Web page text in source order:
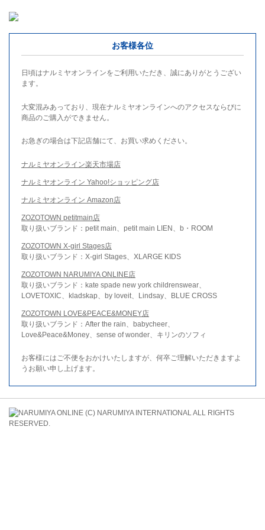
お客様各位
日頃はナルミヤオンラインをご利用いただき、誠にありがとうござい
ます。
大変混みあっており、現在ナルミヤオンラインへのアクセスならびに
商品のご購入ができません。
お急ぎの場合は下記店舗にて、お買い求めください。
ナルミヤオンライン楽天市場店
ナルミヤオンライン Yahoo!ショッピング店
ナルミヤオンライン Amazon店
ZOZOTOWN petitmain店
取り扱いブランド：petit main、petit main LIEN、b・ROOM
ZOZOTOWN X-girl Stages店
取り扱いブランド：X-girl Stages、XLARGE KIDS
ZOZOTOWN NARUMIYA ONLINE店
取り扱いブランド：kate spade new york childrenswear、
LOVETOXIC、kladskap、by loveit、Lindsay、BLUE CROSS
ZOZOTOWN LOVE&PEACE&MONEY店
取り扱いブランド：After the rain、babycheer、
Love&Peace&Money、sense of wonder、キリンのソフィ
お客様にはご不便をおかけいたしますが、何卒ご理解いただきますよ
うお願い申し上げます。